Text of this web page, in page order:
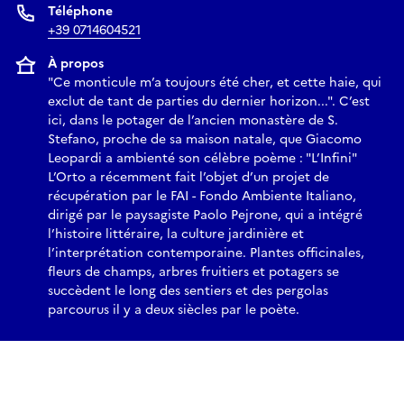
particularités botaniques de ce lieu. Un récit sur l’entretien
d’un ancien jardin potager et sur l’importance d’une
agriculture durable fruit d’un projet de valorisation de la
biodiversité horticole qui prévoit la récupération des
anciens cultivars du territoire, aujourd’hui cultivés sur le
Colle dell’Infinito, qui risquent de se perdre pour toujours.
La visite se terminera par les précieux conseils du jardinier
sur la façon de rendre le sol naturellement plus fertile.
17.00 Visite guidée entre Nature et Histoire
Un parcours à la découverte des anecdotes historiques et
des curiosités botaniques du jardin sur le col de l’infini." Un
voyage dans l’histoire du potager et de l’ancien couvent de
S. Stefano, depuis l’arrivée des moniales clarisses au XVIe
siècle, jusqu’à la suppression napoléonienne de 1810,
jusqu’aux travaux de requalification en 1926 du Col et au
Téléphone
+39 0714604521
À propos
"Ce monticule m’a toujours été cher, et cette haie, qui
exclut de tant de parties du dernier horizon...". C’est
ici, dans le potager de l’ancien monastère de S.
Stefano, proche de sa maison natale, que Giacomo
Leopardi a ambienté son célèbre poème : "L’Infini"
L’Orto a récemment fait l’objet d’un projet de
récupération par le FAI - Fondo Ambiente Italiano,
dirigé par le paysagiste Paolo Pejrone, qui a intégré
l’histoire littéraire, la culture jardinière et
l’interprétation contemporaine. Plantes officinales,
fleurs de champs, arbres fruitiers et potagers se
succèdent le long des sentiers et des pergolas
parcourus il y a deux siècles par le poète.